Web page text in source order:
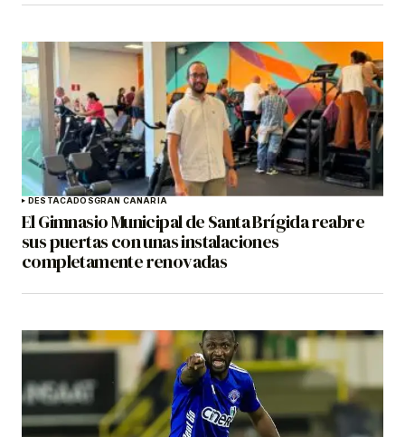
DESTACADOSGRAN CANARIA
El Gimnasio Municipal de Santa Brígida reabre
sus puertas con unas instalaciones
completamente renovadas